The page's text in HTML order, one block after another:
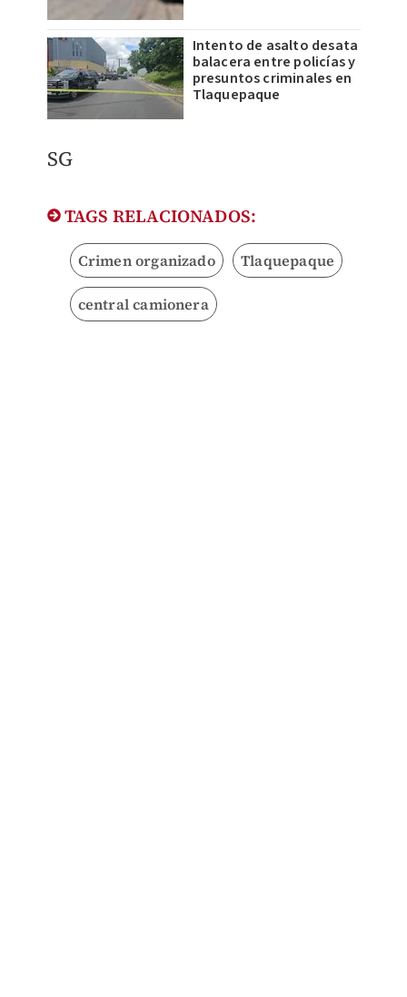
Intento de asalto desata
balacera entre policías y
presuntos criminales en
Tlaquepaque
SG
TAGS RELACIONADOS:
Crimen organizado Tlaquepaque
central camionera